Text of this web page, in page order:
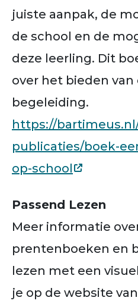
juiste aanpak, de
de school en de
deze leerling. Dit
over het bieden van
begeleiding.
https://
publicaties/boek-
op-school
Passend Lezen
Meer informatie
prentenboeken en
lezen met een
je op de website van